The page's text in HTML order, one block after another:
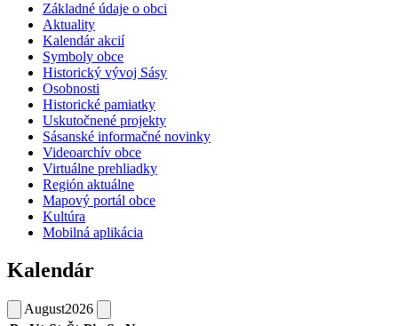
Základné údaje o obci
Aktuality
Kalendár akcií
Symboly obce
Historický vývoj Sásy
Osobnosti
Historické pamiatky
Uskutočnené projekty
Sásanské informačné novinky
Videoarchív obce
Virtuálne prehliadky
Región aktuálne
Mapový portál obce
Kultúra
Mobilná aplikácia
Kalendár
August2026